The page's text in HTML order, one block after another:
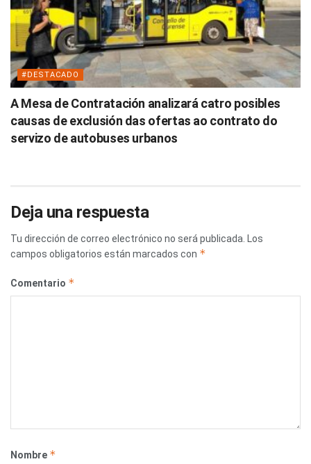
#DESTACADO
A Mesa de Contratación analizará catro posibles
causas de exclusión das ofertas ao contrato do
servizo de autobuses urbanos
Deja una respuesta
Tu dirección de correo electrónico no será publicada.
Los
campos obligatorios están marcados con *
Comentario *
Nombre *